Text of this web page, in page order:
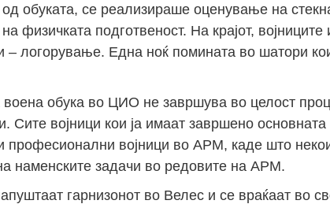
обуката, се реализираше оценување на
физичката подготвеност. На крајот,
– логорување. Една ноќ помината во шатори
обука во ЦИО не завршува во целост
Сите војници кои ја имаат завршено
професионални војници во АРМ, каде што
наменските задачи во редовите на АРМ.
гарнизонот во Велес и се враќаат во